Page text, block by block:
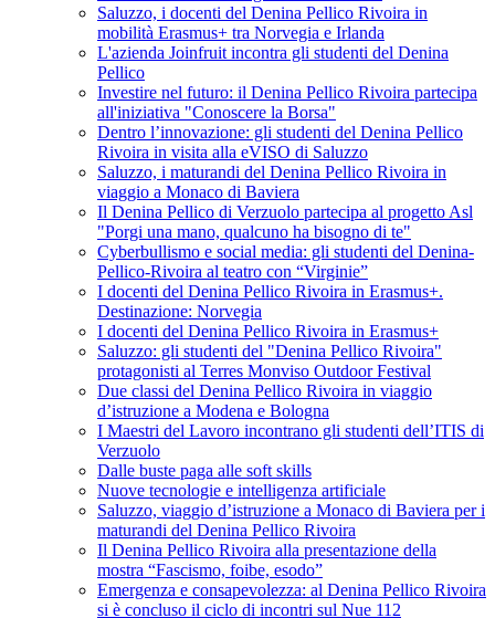
Saluzzo, i docenti del Denina Pellico Rivoira in
mobilità Erasmus+ tra Norvegia e Irlanda
L'azienda Joinfruit incontra gli studenti del Denina
Pellico
Investire nel futuro: il Denina Pellico Rivoira partecipa
all'iniziativa "Conoscere la Borsa"
Dentro l’innovazione: gli studenti del Denina Pellico
Rivoira in visita alla eVISO di Saluzzo
Saluzzo, i maturandi del Denina Pellico Rivoira in
viaggio a Monaco di Baviera
Il Denina Pellico di Verzuolo partecipa al progetto Asl
"Porgi una mano, qualcuno ha bisogno di te"
Cyberbullismo e social media: gli studenti del Denina-
Pellico-Rivoira al teatro con “Virginie”
I docenti del Denina Pellico Rivoira in Erasmus+.
Destinazione: Norvegia
I docenti del Denina Pellico Rivoira in Erasmus+
Saluzzo: gli studenti del "Denina Pellico Rivoira"
protagonisti al Terres Monviso Outdoor Festival
Due classi del Denina Pellico Rivoira in viaggio
d’istruzione a Modena e Bologna
I Maestri del Lavoro incontrano gli studenti dell’ITIS di
Verzuolo
Dalle buste paga alle soft skills
Nuove tecnologie e intelligenza artificiale
Saluzzo, viaggio d’istruzione a Monaco di Baviera per i
maturandi del Denina Pellico Rivoira
Il Denina Pellico Rivoira alla presentazione della
mostra “Fascismo, foibe, esodo”
Emergenza e consapevolezza: al Denina Pellico Rivoira
si è concluso il ciclo di incontri sul Nue 112